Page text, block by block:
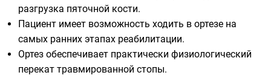
разгрузка пяточной кости.
Пациент имеет возможность ходить в ортезе на
самых ранних этапах реабилитации.
Ортез обеспечивает практически физиологический
перекат травмированной стопы.